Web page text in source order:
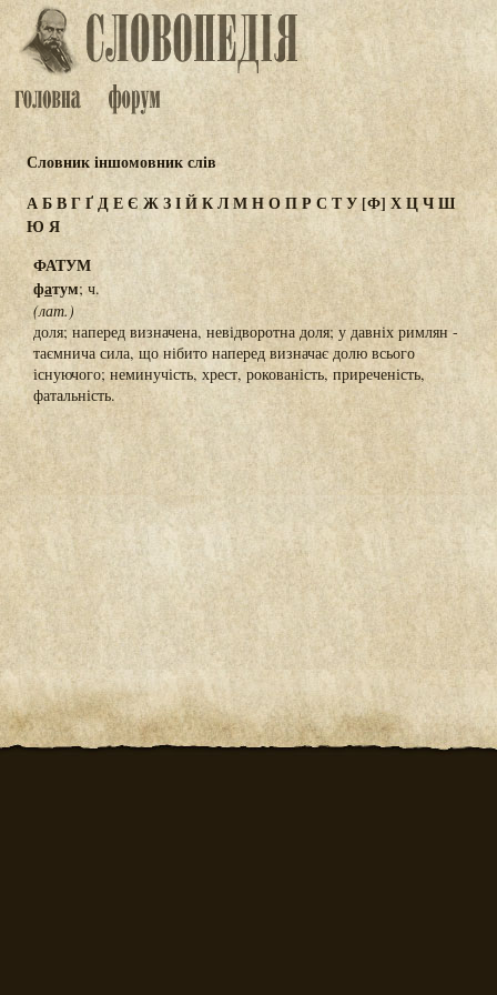
Словник іншомовник слів
АБВГҐДЕЄ ЖЗІЙКЛМНОПР СТУ[Ф] ХЦЧШ
Ю Я
ФАТУМ
фатум; ч.
(лат.)
доля; наперед визначена, невідворотна доля; у давніх римлян -
таємнича сила, що нібито наперед визначає долю всього
існуючого; неминучість, хрест, рокованість, приреченість,
фатальність.